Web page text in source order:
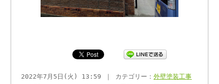
2022年7月5日(火) 13:59 ｜ カテゴリー：外壁塗装工事